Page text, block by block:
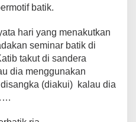
batik.
hari yang menakutkan
seminar batik di
takut di sandera
dia menggunakan
(diakui) kalau dia